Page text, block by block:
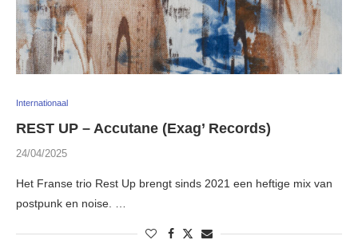
Internationaal
REST UP – Accutane (Exag’ Records)
24/04/2025
Het Franse trio Rest Up brengt sinds 2021 een heftige mix van
postpunk en noise. …